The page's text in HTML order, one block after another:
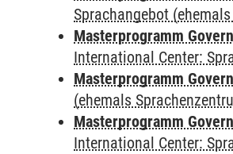
Sprachangebot
Masterprogramm
International Center:
Masterprogramm
(ehemals
Masterprogramm
International Center: